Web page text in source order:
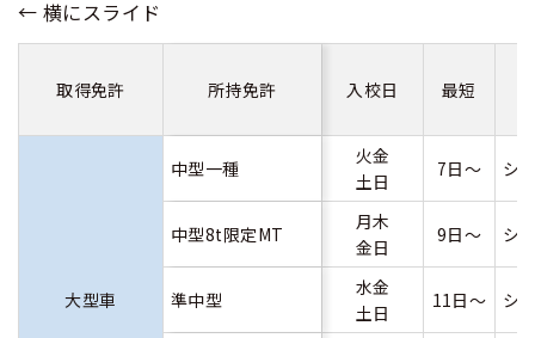
取得免許 所持免許 入校日 最短
大型車
中型一種
火金
土日
7日～ シ
中型8t限定MT
月木
金日
9日～ シ
準中型
水金
土日
11日～ シ